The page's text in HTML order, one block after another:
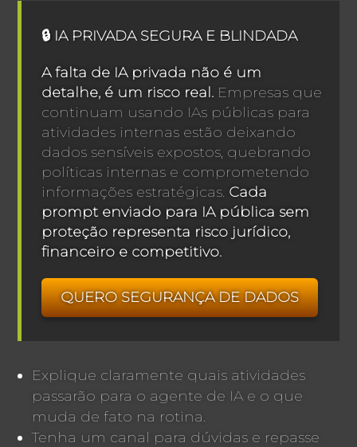
🔒 IA PRIVADA SEGURA E BLINDADA
A falta de IA privada não é um
detalhe, é um risco real. Empresas que
continuam usando IAs públicas para
atividades internas estão deixando
dados sensíveis expostos, quebrando
políticas internas e comprometendo
informações estratégicas. Cada
prompt enviado para IA pública sem
proteção representa risco jurídico,
financeiro e competitivo.
QUERO SEGURANÇA DE DADOS
Explique claramente quais atividades
passarão para o agente de IA e o que
muda de fato na rotina.
Tenha um canal para dúvidas e repasse